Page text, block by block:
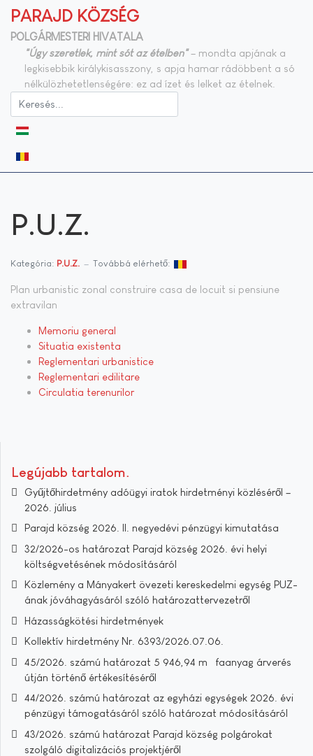
PARAJD KÖZSÉG
POLGÁRMESTERI HIVATALA
"Úgy szeretlek, mint sót az ételben"– mondta apjának a
legkisebbik királykisasszony, s apja hamar rádöbbent a só
nélkülözhetetlenségére: ez ad ízet és lelket az ételnek.
P.U.Z.
Kategória: P.U.Z. Továbbá elérhető:
Plan urbanistic zonal construire casa de locuit si pensiune
extravilan
Memoriu general
Situatia existenta
Reglementari urbanistice
Reglementari edilitare
Circulatia terenurilor
Legújabb tartalom
Gyűjtőhirdetmény adóügyi iratok hirdetményi közléséről –
2026. július
Parajd község 2026. II. negyedévi pénzügyi kimutatása
32/2026-os határozat Parajd község 2026. évi helyi
költségvetésének módosításáról
Közlemény a Mányakert övezeti kereskedelmi egység PUZ-
ának jóváhagyásáról szóló határozattervezetről
Házasságkötési hirdetmények
Kollektív hirdetmény Nr. 6393/2026.07.06.
45/2026. számú határozat 5 946,94 m³ faanyag árverés
útján történő értékesítéséről
44/2026. számú határozat az egyházi egységek 2026. évi
pénzügyi támogatásáról szóló határozat módosításáról
43/2026. számú határozat Parajd község polgárokat
szolgáló digitalizációs projektjéről